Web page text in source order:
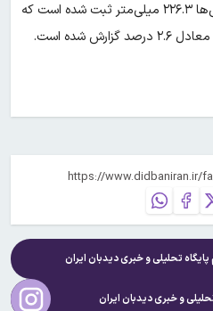
سال جاری تاکنون، مجموع بارش‌ها ۲۲۶.۳ میلی‌متر ثبت شده است که
شده است.
پایگاه تحلیلی و خبریدیدبان ایران
و خبریدیدبان ایران